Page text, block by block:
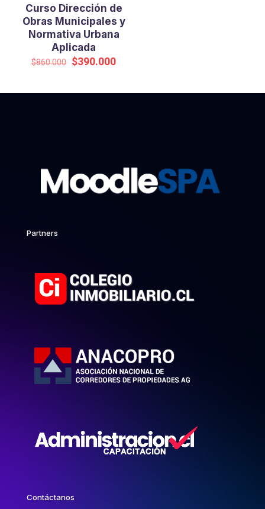
Curso Dirección de
Obras Municipales y
Normativa Urbana
Aplicada
$860.000 El
era:
$390.000El
es:
Partners
Contáctanos